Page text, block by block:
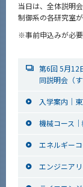
当日は、全体説明
制御系の各研究室が
※事前申込みが必要
第6回 5月12
同説明会（
入学案内｜
機械コース
エネルギー
エンジニア